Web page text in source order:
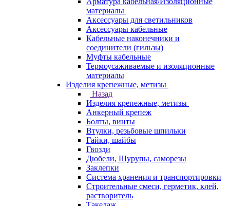
материалы
Аксессуары для светильников
Аксессуары кабельные
Кабельные наконечники и
соединители (гильзы)
Муфты кабельные
Термоусаживаемые и изоляционные
материалы
Изделия крепежные, метизы
Назад
Изделия крепежные, метизы
Анкерный крепеж
Болты, винты
Втулки, резьбовые шпильки
Гайки, шайбы
Гвозди
Дюбели, Шурупы, саморезы
Заклепки
Система хранения и транспортировки
Строительные смеси, герметик, клей,
растворитель